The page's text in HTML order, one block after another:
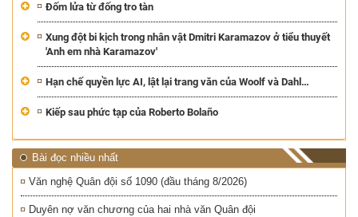
Đốm lửa từ đống tro tàn
Xung đột bi kịch trong nhân vật Dmitri Karamazov ở tiểu thuyết
'Anh em nhà Karamazov'
Hạn chế quyền lực AI, lật lại trang văn của Woolf và Dahl…
Kiếp sau phức tạp của Roberto Bolaño
Bài đọc nhiều nhất
Văn nghệ Quân đội số 1090 (đầu tháng 8/2026)
Duyên nợ văn chương của hai nhà văn Quân đội